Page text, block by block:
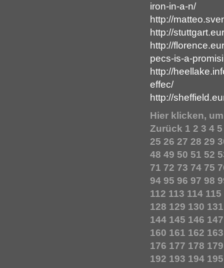
iron-in-a-n/
http://
http://
http://
pecs-is-a-
http://
effec/
http://
Hier klicken,
Zurück 1 2 3 4 5
25 26 27 28 29
48 49 50 51 52
71 72 73 74 75
94 95 96 97 98
112 113 114 115
128 129 130 131
144 145 146 147
160 161 162 163
176 177 178 179
192 193 194 195